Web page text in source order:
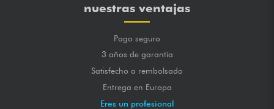
nuestras ventajas
Pago seguro
3 años de garantía
Satisfecho o rembolsado
Entrega en Europa
Eres un profesional